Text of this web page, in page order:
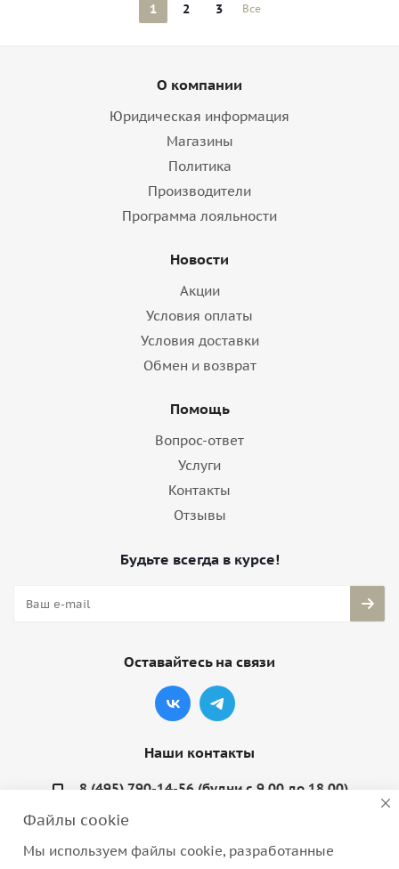
1 2 3 Все
О компании
Юридическая информация
Магазины
Политика
Производители
Программа лояльности
Новости
Акции
Условия оплаты
Условия доставки
Обмен и возврат
Помощь
Вопрос-ответ
Услуги
Контакты
Отзывы
Будьте всегда в курсе!
Оставайтесь на связи
Наши контакты
8 (495) 790-14-56 (будни с 9.00 до 18.00)
Файлы cookie
Мы используем файлы cookie, разработанные